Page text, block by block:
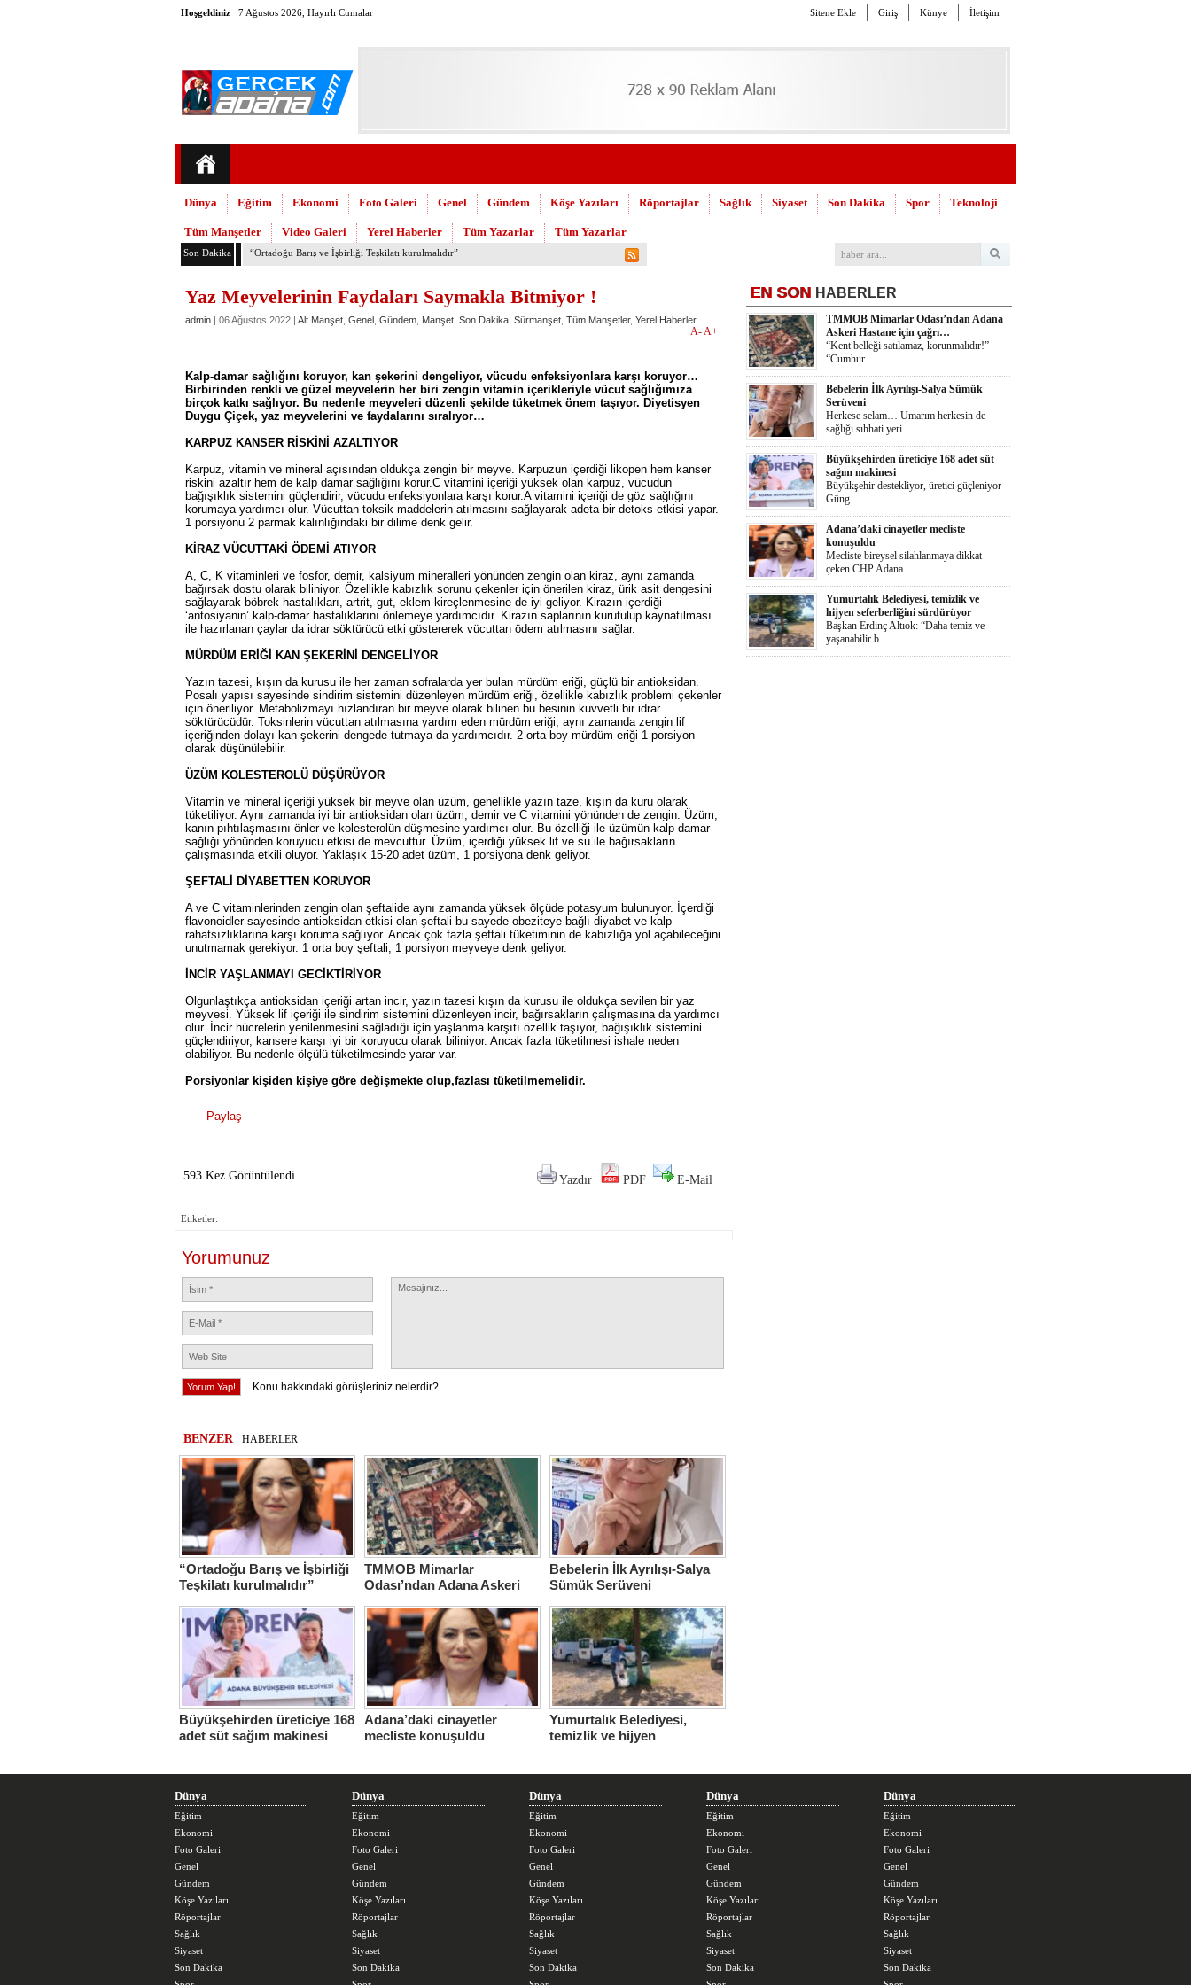
Hoşgeldiniz 7 Ağustos 2026, Hayırlı Cumalar Sitene Ekle Giriş Künye İletişim
Dünya Eğitim Ekonomi Foto Galeri Genel Gündem Köşe Yazıları Röportajlar Sağlık Siyaset Son Dakika Spor Teknoloji
Tüm Manşetler Video Galeri Yerel Haberler Tüm Yazarlar Tüm Yazarlar
Son Dakika TMMOB Mimarlar Odası’ndan Adana Askeri Hastane için çağrı…
Yaz Meyvelerinin Faydaları Saymakla Bitmiyor !
admin | 06 Ağustos 2022 | Alt Manşet Genel Gündem Manşet Son Dakika Sürmanşet Tüm Manşetler, Yerel Haberler
A-A+
Kalp-damar sağlığını koruyor, kan şekerini dengeliyor, vücudu enfeksiyonlara karşı koruyor…
Birbirinden renkli ve güzel meyvelerin her biri zengin vitamin içerikleriyle vücut sağlığımıza
birçok katkı sağlıyor. Bu nedenle meyveleri düzenli şekilde tüketmek önem taşıyor. Diyetisyen
Duygu Çiçek, yaz meyvelerini ve faydalarını sıralıyor…
KARPUZ KANSER RİSKİNİ AZALTIYOR
Karpuz, vitamin ve mineral açısından oldukça zengin bir meyve. Karpuzun içerdiği likopen hem kanser
riskini azaltır hem de kalp damar sağlığını korur.C vitamini içeriği yüksek olan karpuz, vücudun
bağışıklık sistemini güçlendirir, vücudu enfeksiyonlara karşı korur.A vitamini içeriği de göz sağlığını
korumaya yardımcı olur. Vücuttan toksik maddelerin atılmasını sağlayarak adeta bir detoks etkisi yapar.
1 porsiyonu 2 parmak kalınlığındaki bir dilime denk gelir.
KİRAZ VÜCUTTAKİ ÖDEMİ ATIYOR
A, C, K vitaminleri ve fosfor, demir, kalsiyum mineralleri yönünden zengin olan kiraz, aynı zamanda
bağırsak dostu olarak biliniyor. Özellikle kabızlık sorunu çekenler için önerilen kiraz, ürik asit dengesini
sağlayarak böbrek hastalıkları, artrit, gut, eklem kireçlenmesine de iyi geliyor. Kirazın içerdiği
‘antosiyanin’ kalp-damar hastalıklarını önlemeye yardımcıdır. Kirazın saplarının kurutulup kaynatılması
ile hazırlanan çaylar da idrar söktürücü etki göstererek vücuttan ödem atılmasını sağlar.
MÜRDÜM ERİĞİ KAN ŞEKERİNİ DENGELİYOR
Yazın tazesi, kışın da kurusu ile her zaman sofralarda yer bulan mürdüm eriği, güçlü bir antioksidan.
Posalı yapısı sayesinde sindirim sistemini düzenleyen mürdüm eriği, özellikle kabızlık problemi çekenler
için öneriliyor. Metabolizmayı hızlandıran bir meyve olarak bilinen bu besinin kuvvetli bir idrar
söktürücüdür. Toksinlerin vücuttan atılmasına yardım eden mürdüm eriği, aynı zamanda zengin lif
içeriğinden dolayı kan şekerini dengede tutmaya da yardımcıdır. 2 orta boy mürdüm eriği 1 porsiyon
olarak düşünülebilir.
ÜZÜM KOLESTEROLÜ DÜŞÜRÜYOR
Vitamin ve mineral içeriği yüksek bir meyve olan üzüm, genellikle yazın taze, kışın da kuru olarak
tüketiliyor. Aynı zamanda iyi bir antioksidan olan üzüm; demir ve C vitamini yönünden de zengin. Üzüm,
kanın pıhtılaşmasını önler ve kolesterolün düşmesine yardımcı olur. Bu özelliği ile üzümün kalp-damar
sağlığı yönünden koruyucu etkisi de mevcuttur. Üzüm, içerdiği yüksek lif ve su ile bağırsakların
çalışmasında etkili oluyor. Yaklaşık 15-20 adet üzüm, 1 porsiyona denk geliyor.
ŞEFTALİ DİYABETTEN KORUYOR
A ve C vitaminlerinden zengin olan şeftalide aynı zamanda yüksek ölçüde potasyum bulunuyor. İçerdiği
flavonoidler sayesinde antioksidan etkisi olan şeftali bu sayede obeziteye bağlı diyabet ve kalp
rahatsızlıklarına karşı koruma sağlıyor. Ancak çok fazla şeftali tüketiminin de kabızlığa yol açabileceğini
unutmamak gerekiyor. 1 orta boy şeftali, 1 porsiyon meyveye denk geliyor.
İNCİR YAŞLANMAYI GECİKTİRİYOR
Olgunlaştıkça antioksidan içeriği artan incir, yazın tazesi kışın da kurusu ile oldukça sevilen bir yaz
meyvesi. Yüksek lif içeriği ile sindirim sistemini düzenleyen incir, bağırsakların çalışmasına da yardımcı
olur. İncir hücrelerin yenilenmesini sağladığı için yaşlanma karşıtı özellik taşıyor, bağışıklık sistemini
güçlendiriyor, kansere karşı iyi bir koruyucu olarak biliniyor. Ancak fazla tüketilmesi ishale neden
olabiliyor. Bu nedenle ölçülü tüketilmesinde yarar var.
Porsiyonlar kişiden kişiye göre değişmekte olup,fazlası tüketilmemelidir.
Paylaş
593 Kez Görüntülendi. Yazdır PDF E-Mail
Etiketler:
Yorumunuz
Konu hakkındaki görüşleriniz nelerdir?
BENZER HABERLER
“Ortadoğu Barış ve İşbirliği
Teşkilatı kurulmalıdır”
TMMOB Mimarlar
Odası’ndan Adana Askeri
Bebelerin İlk Ayrılışı-Salya
Sümük Serüveni
Büyükşehirden üreticiye 168
adet süt sağım makinesi
Adana’daki cinayetler
mecliste konuşuldu
Yumurtalık Belediyesi,
temizlik ve hijyen
EN SON HABERLER
TMMOB Mimarlar Odası’ndan Adana
Askeri Hastane için çağrı…
“Kent belleği satılamaz, korunmalıdır!”
“Cumhur...
Bebelerin İlk Ayrılışı-Salya Sümük
Serüveni
Herkese selam… Umarım herkesin de
sağlığı sıhhati yeri...
Büyükşehirden üreticiye 168 adet süt
sağım makinesi
Büyükşehir destekliyor, üretici güçleniyor
Güng...
Adana’daki cinayetler mecliste
konuşuldu
Mecliste bireysel silahlanmaya dikkat
çeken CHP Adana ...
Yumurtalık Belediyesi, temizlik ve
hijyen seferberliğini sürdürüyor
Başkan Erdinç Altıok: “Daha temiz ve
yaşanabilir b...
Dünya
Eğitim
Ekonomi
Foto Galeri
Genel
Gündem
Köşe Yazıları
Röportajlar
Sağlık
Siyaset
Son Dakika
Dünya
Eğitim
Ekonomi
Foto Galeri
Genel
Gündem
Köşe Yazıları
Röportajlar
Sağlık
Siyaset
Son Dakika
Dünya
Eğitim
Ekonomi
Foto Galeri
Genel
Gündem
Köşe Yazıları
Röportajlar
Sağlık
Siyaset
Son Dakika
Dünya
Eğitim
Ekonomi
Foto Galeri
Genel
Gündem
Köşe Yazıları
Röportajlar
Sağlık
Siyaset
Son Dakika
Dünya
Eğitim
Ekonomi
Foto Galeri
Genel
Gündem
Köşe Yazıları
Röportajlar
Sağlık
Siyaset
Son Dakika